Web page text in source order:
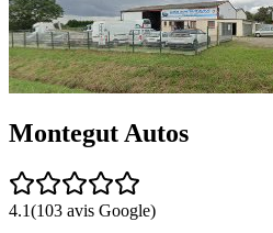
Montegut Autos
4.1(103 avis Google)